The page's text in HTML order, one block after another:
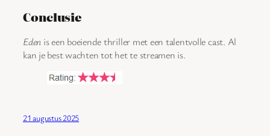
Conclusie
Eden is een boeiende thriller met een talentvolle cast. Al
kan je best wachten tot het te streamen is.
21 augustus 2025